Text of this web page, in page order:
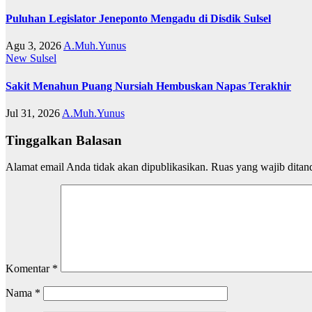
Puluhan Legislator Jeneponto Mengadu di Disdik Sulsel
Agu 3, 2026 A.Muh.Yunus
New Sulsel
Sakit Menahun Puang Nursiah Hembuskan Napas Terakhir
Jul 31, 2026 A.Muh.Yunus
Tinggalkan Balasan
Alamat email Anda tidak akan dipublikasikan. Ruas yang wajib
Komentar *
Nama *